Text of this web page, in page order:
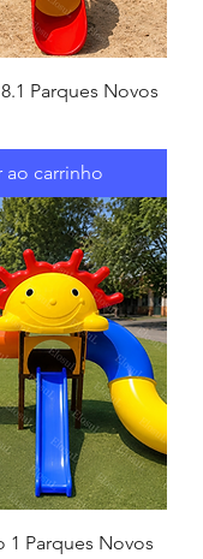
Parques Novos
carrinho
1 Parques Novos